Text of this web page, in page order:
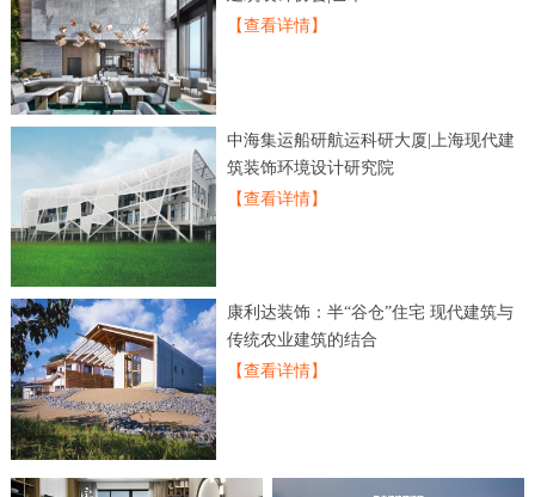
【查看详情】
中海集运船研航运科研大厦|上海现代建
筑装饰环境设计研究院
【查看详情】
康利达装饰：半“谷仓”住宅 现代建筑与
传统农业建筑的结合
【查看详情】